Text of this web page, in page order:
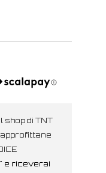
shop di TNT
e riceverai